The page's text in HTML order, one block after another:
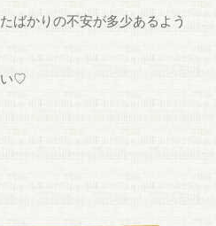
ばかりの不安が多少あるよう
い♡